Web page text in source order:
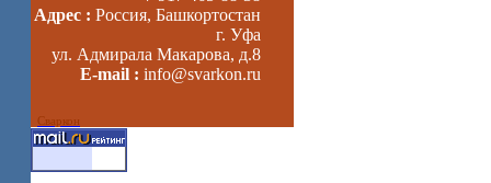
Адрес : Россия, Башкортостан
г. Уфа
ул. Адмирала Макарова, д.8
E-mail : info@svarkon.ru
Сваркон